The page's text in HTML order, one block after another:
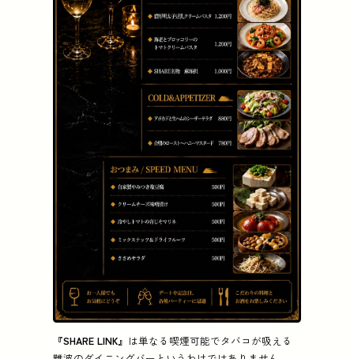
『SHARE LINK』 は単なる喫煙可能でタバコが吸える